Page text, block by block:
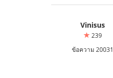
Vinisus
239
ข้อความ 20031